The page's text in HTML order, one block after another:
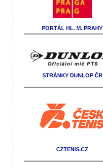
PORTÁL HL. M. PRAHY
STRÁNKY DUNLOP ČR
CZTENIS.CZ